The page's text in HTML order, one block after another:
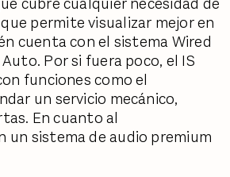
permite visualizar mejor en
cuenta con el sistema Wired
Por si fuera poco, el IS
funciones como el
un servicio mecánico,
En cuanto al
sistema de audio premium